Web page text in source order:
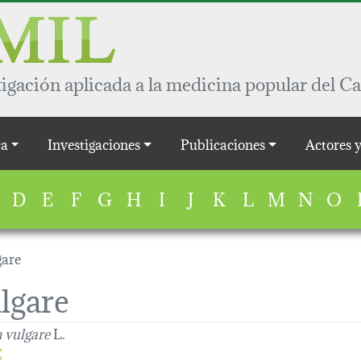
aplicada a la medicina popular del
Investigaciones Publicaciones Actores
D E F G H I J K L M N O
vulgareL.